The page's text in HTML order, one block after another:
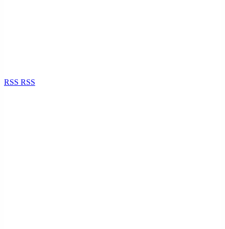
RSS RSS